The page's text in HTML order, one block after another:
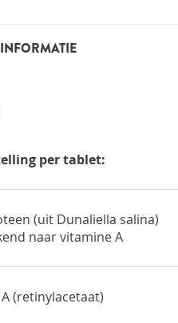
per tablet:
(uit Dunaliella salina)
naar vitamine A
(retinylacetaat)